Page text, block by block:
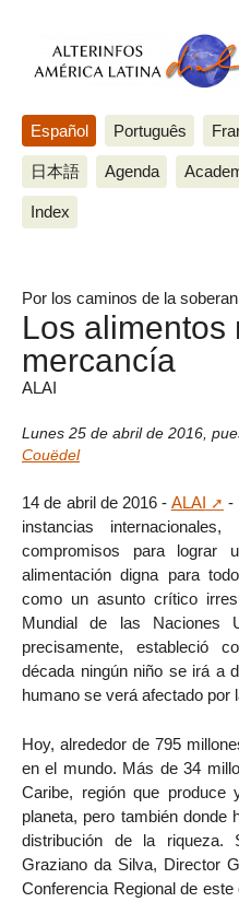
Español Português
日本語 Agenda
Index
Por los caminos de la
Los alimentos
mercancía
ALAI
Lunes 25 de abril de 2016
Couëdel
14 de abril de 2016 - ALAI
-
instancias
compromisos para lograr
alimentación digna para
como un asunto crítico
Mundial de las Naciones
precisamente, estableció
década ningún niño se irá a
humano se verá afectado por
Hoy, alrededor de 795
en el mundo. Más de 34
Caribe, región que
planeta, pero también donde
distribución de la riqueza.
Graziano da Silva, Director
Conferencia Regional de